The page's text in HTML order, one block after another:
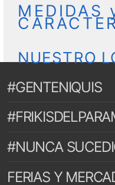
MEDIDAS
NUESTRO
#GENTENIQUIS
#NUNCA
FERIAS Y